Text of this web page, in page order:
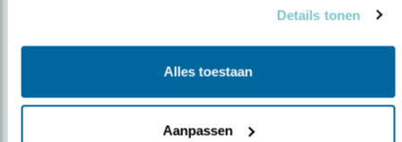
Details tonen
Alles toestaan
Aanpassen
Op de hoogte blijven?
Meld je aan en ontvang nieuws, inspiratie, acties en tips
AANMELDEN VOGELNIEUWS